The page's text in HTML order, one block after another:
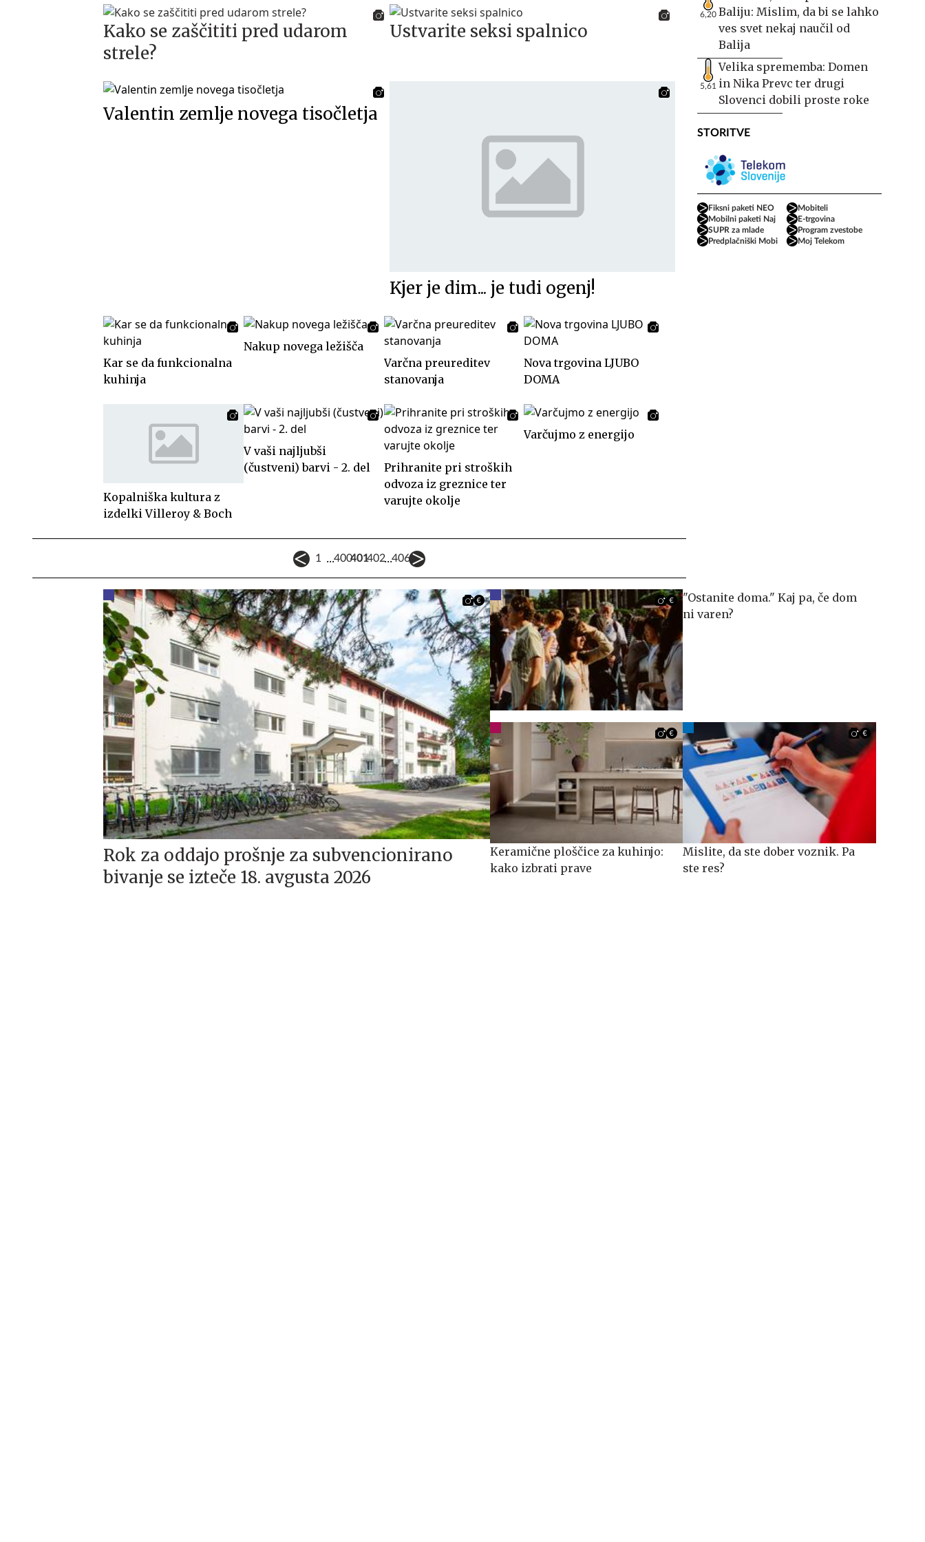
energijske hiše
Kako se zaščititi pred udarom
strele?
Ustvarite seksi spalnico
Valentin zemlje novega tisočletja
Kjer je dim... je tudi ogenj!
Kar se da funkcionalna
kuhinja
Nakup novega ležišča
Varčna preureditev
stanovanja
Nova trgovina LJUBO
DOMA
Kopalniška kultura z
izdelki Villeroy & Boch
V vaši najljubši
(čustveni) barvi - 2. del
Prihranite pri stroških
odvoza iz greznice ter
varujte okolje
Varčujmo z energijo
1 ...400401402...406
6,20 Baliju: Mislim, da bi se lahko
ves svet nekaj naučil od
Balija
5,61
Velika sprememba: Domen
in Nika Prevc ter drugi
Slovenci dobili proste roke
STORITVE
Fiksni paketi NEO
Mobiteli
Mobilni paketi Naj
E-trgovina
SUPR za mlade
Program zvestobe
Predplačniški Mobi
Moj Telekom
​​​​​​​Rok za oddajo prošnje za subvencionirano
bivanje se izteče 18. avgusta 2026
"Ostanite doma." Kaj pa, če dom
ni varen?
Keramične ploščice za kuhinjo:
kako izbrati prave
Mislite, da ste dober voznik. Pa
ste res?